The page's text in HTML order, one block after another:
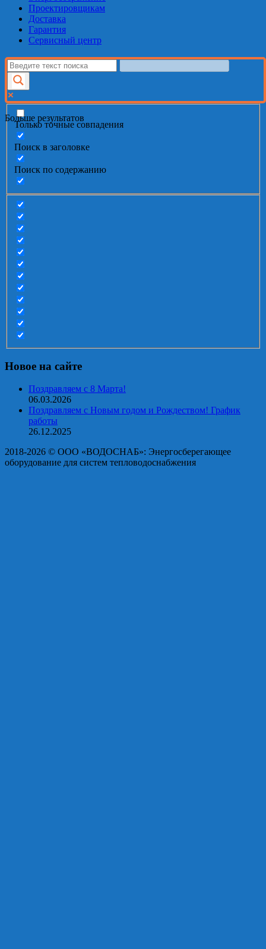
Проектировщикам
Доставка
Гарантия
Сервисный центр
Больше результатов
Только точные совпадения
Поиск в заголовке
Поиск по содержанию
Новое на сайте
Поздравляем с 8 Марта!
06.03.2026
Поздравляем с Новым годом и Рождеством! График
работы
26.12.2025
2018-2026 © OOO «ВОДОСНАБ»: Энергосберегающее
оборудование для систем тепловодоснабжения